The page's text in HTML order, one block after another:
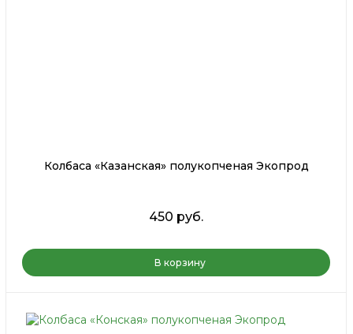
Колбаса «Казанская» полукопченая Экопрод
450 руб.
В корзину